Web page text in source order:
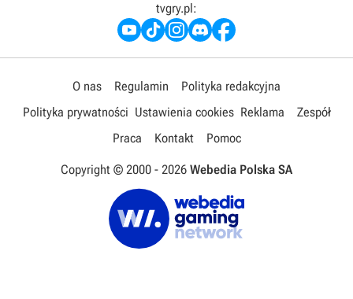
tvgry.pl:
O nas Regulamin
Polityka redakcyjna
Polityka prywatności Ustawienia cookies Reklama
Zespół
Praca
Kontakt Pomoc
Copyright © 2000 - 2026 Webedia Polska SA